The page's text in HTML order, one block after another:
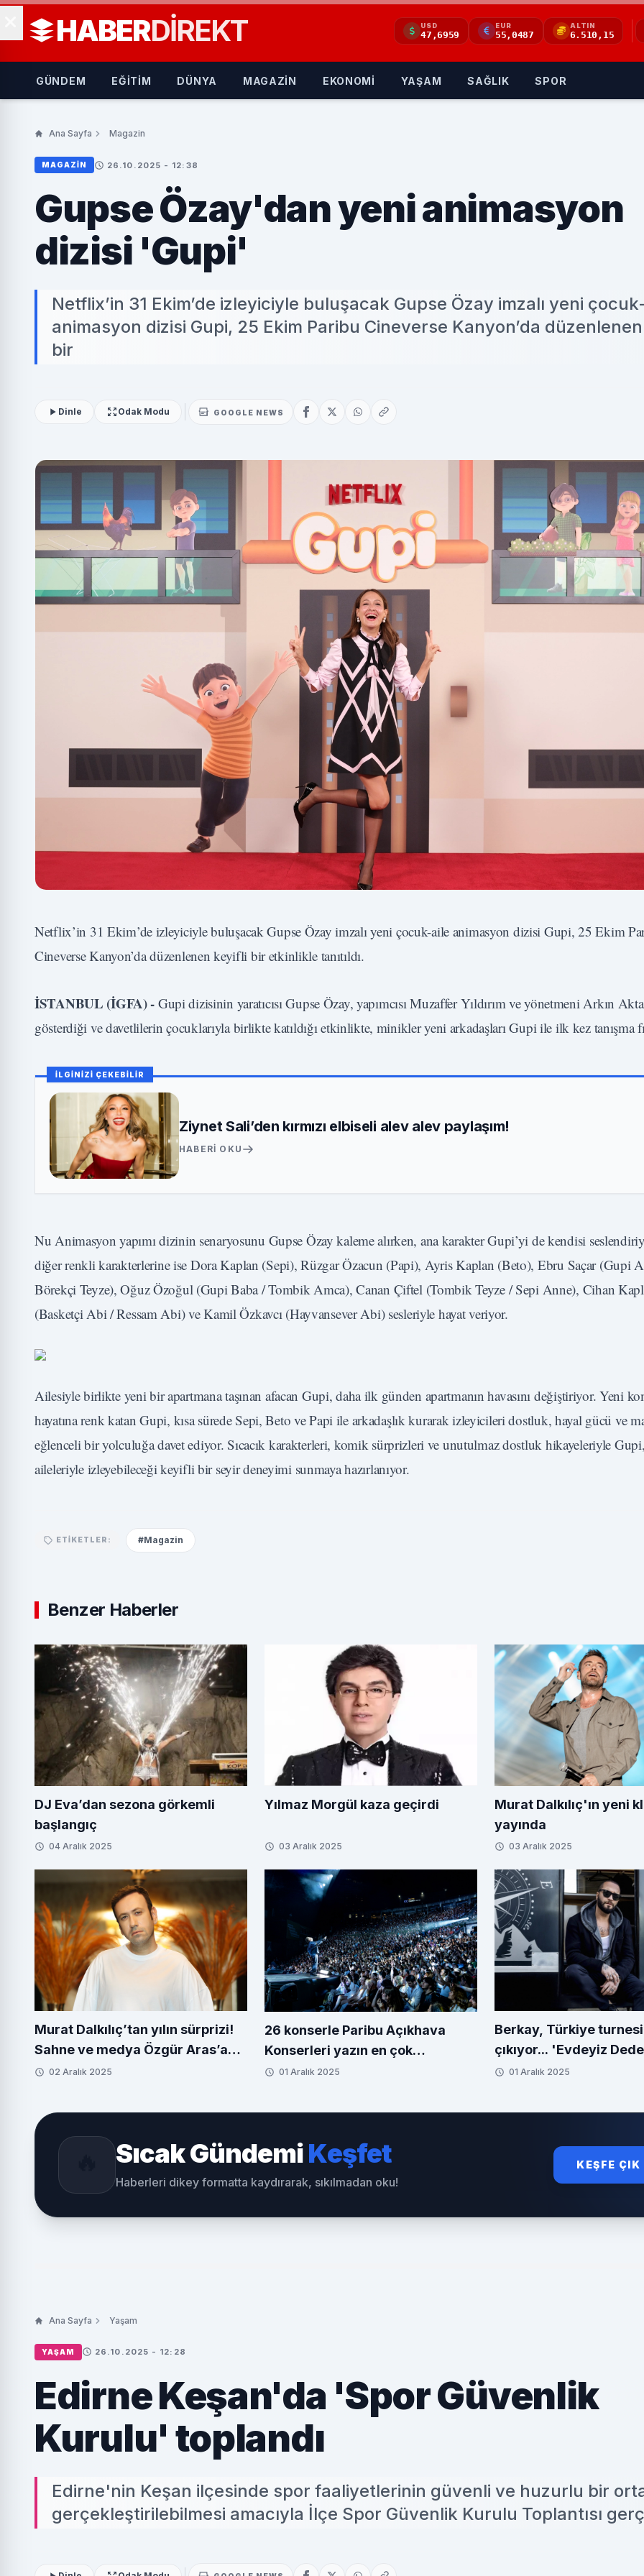
HABERDIREKT USD
47,6959
EUR
55,0487
ALTIN
6.510,15
GÜNDEM EĞİTİM DÜNYA MAGAZİN EKONOMİ YAŞAM SAĞLIK SPOR
Ana Sayfa Magazin
MAGAZIN 26.10.2025 - 12:38
Gupse Özay'dan yeni animasyon
dizisi 'Gupi'
Netflix’in 31 Ekim’de izleyiciyle buluşacak Gupse Özay imzalı yeni
animasyon dizisi Gupi, 25 Ekim Paribu Cineverse Kanyon’da
bir
Dinle Odak Modu GOOGLE NEWS
Netflix’in 31 Ekim’de izleyiciyle buluşacak Gupse Özay imzalı yeni çocuk-aile animasyon dizisi Gupi, 25 Ekim
Cineverse Kanyon’da düzenlenen keyifli bir etkinlikle tanıtıldı.
İSTANBUL (İGFA) - Gupi dizisinin yaratıcısı Gupse Özay, yapımcısı Muzaffer Yıldırım ve yönetmeni Arkın
gösterdiği ve davetlilerin çocuklarıyla birlikte katıldığı etkinlikte, minikler yeni arkadaşları Gupi ile ilk kez tanışma
İLGİNİZİ ÇEKEBİLİR
Ziynet Sali’den kırmızı elbiseli alev alev paylaşım!
HABERI OKU
Nu Animasyon yapımı dizinin senaryosunu Gupse Özay kaleme alırken, ana karakter Gupi’yi de kendisi
diğer renkli karakterlerine ise Dora Kaplan (Sepi), Rüzgar Özacun (Papi), Ayris Kaplan (Beto), Ebru Saçar (Gupi
Börekçi Teyze), Oğuz Özoğul (Gupi Baba / Tombik Amca), Canan Çiftel (Tombik Teyze / Sepi Anne), Cihan
(Basketçi Abi / Ressam Abi) ve Kamil Özkavcı (Hayvansever Abi) sesleriyle hayat veriyor.
Ailesiyle birlikte yeni bir apartmana taşınan afacan Gupi, daha ilk günden apartmanın havasını değiştiriyor. Yeni
hayatına renk katan Gupi, kısa sürede Sepi, Beto ve Papi ile arkadaşlık kurarak izleyicileri dostluk, hayal gücü ve
eğlenceli bir yolculuğa davet ediyor. Sıcacık karakterleri, komik sürprizleri ve unutulmaz dostluk hikayeleriyle
aileleriyle izleyebileceği keyifli bir seyir deneyimi sunmaya hazırlanıyor.
ETIKETLER: #Magazin
Benzer Haberler
DJ Eva’dan sezona görkemli
başlangıç
04 Aralık 2025
Yılmaz Morgül kaza geçirdi
03 Aralık 2025
Murat Dalkılıç'ın yeni
yayında
03 Aralık 2025
Murat Dalkılıç’tan yılın sürprizi!
Sahne ve medya Özgür Aras’a
emanet
02 Aralık 2025
26 konserle Paribu Açıkhava
Konserleri yazın en çok
konuşulan etkinliği oldu
01 Aralık 2025
Berkay, Türkiye
çıkıyor... 'Evdeyiz
serisi başladı
01 Aralık 2025
Sıcak GündemiKeşfet
Haberleri dikey formatta kaydırarak, sıkılmadan oku!
KEŞFE ÇIK
Ana Sayfa Yaşam
YAŞAM 26.10.2025 - 12:28
Edirne Keşan'da 'Spor Güvenlik
Kurulu' toplandı
Edirne'nin Keşan ilçesinde spor faaliyetlerinin güvenli ve huzurlu bir
gerçekleştirilebilmesi amacıyla İlçe Spor Güvenlik Kurulu Toplantısı